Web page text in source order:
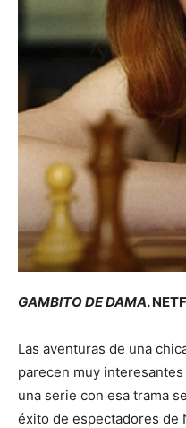
GAMBITO DE DAMA.
Las aventuras de una
parecen muy
una serie con esa trama
éxito de espectadores de